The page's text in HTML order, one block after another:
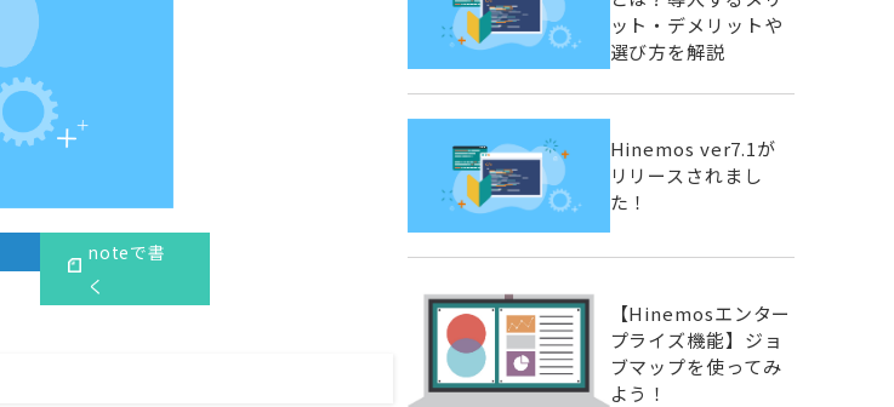
noteで書
く
ット・デメリットや
選び方を解説
Hinemos ver7.1が
リリースされまし
た！
【Hinemosエンター
プライズ機能】ジョ
ブマップを使ってみ
よう！